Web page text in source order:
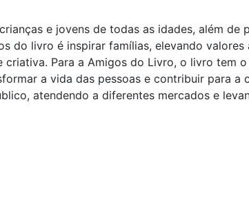
e jovens de todas as idades, além
do livro é inspirar famílias, elevando
Para a Amigos do Livro, o livro tem
a vida das pessoas e contribuir para
atendendo a diferentes mercados e